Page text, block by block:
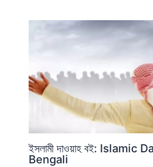
ইসলামী দাওয়াহ বই:
Bengali